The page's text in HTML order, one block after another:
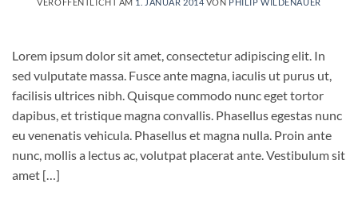
Lorem ipsum dolor sit amet, consectetur adipiscing elit. In
sed vulputate massa. Fusce ante magna, iaculis ut purus ut,
facilisis ultrices nibh. Quisque commodo nunc eget tortor
dapibus, et tristique magna convallis. Phasellus egestas nunc
eu venenatis vehicula. Phasellus et magna nulla. Proin ante
nunc, mollis a lectus ac, volutpat placerat ante. Vestibulum sit
amet […]